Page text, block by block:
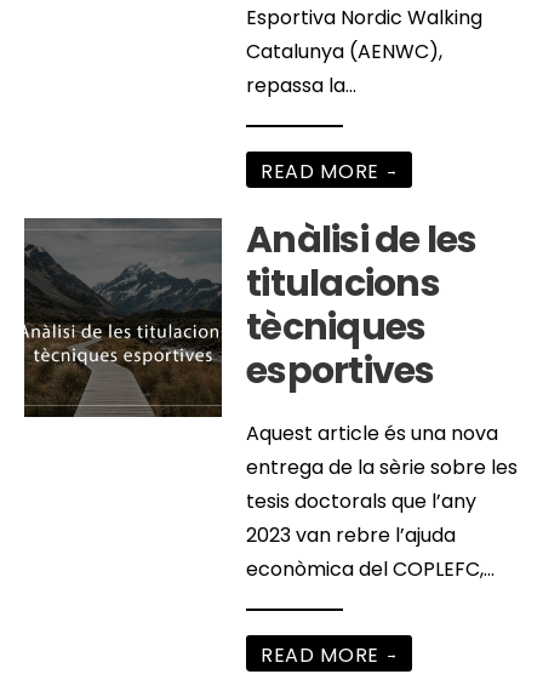
Esportiva Nordic Walking
Catalunya (AENWC),
repassa la...
READ MORE →
Anàlisi de les
titulacions
tècniques
esportives
Aquest article és una nova
entrega de la sèrie sobre les
tesis doctorals que l’any
2023 van rebre l’ajuda
econòmica del COPLEFC,...
READ MORE →